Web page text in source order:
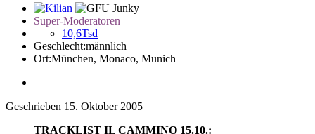
Super-Moderatoren
10,6Tsd
Geschlecht:männlich
Ort:München, Monaco, Munich
Geschrieben 15. Oktober 2005
TRACKLIST IL CAMMINO 15.10.: